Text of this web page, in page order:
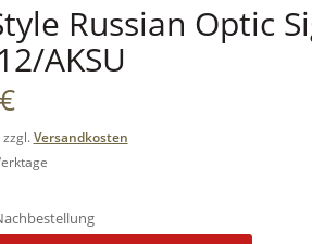
Russian Optic
AKSU
€
zzgl.Versandkosten